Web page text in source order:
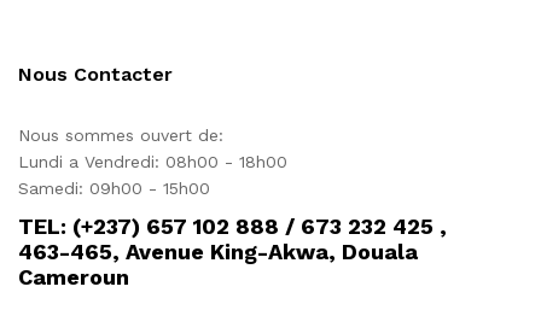
Nous Contacter
Nous sommes ouvert de:
Lundi a Vendredi: 08h00 - 18h00
Samedi: 09h00 - 15h00
TEL: (+237) 657 102 888 / 673 232 425 ,
463-465, Avenue King-Akwa, Douala
Cameroun